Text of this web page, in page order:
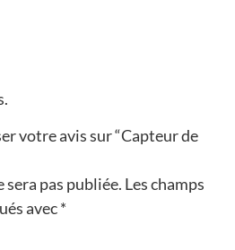
votre avis sur “Capteur de
sera pas publiée. Les champs
avec*